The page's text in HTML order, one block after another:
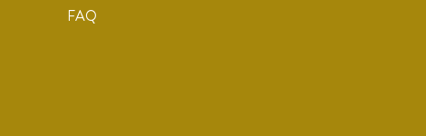
FAQ